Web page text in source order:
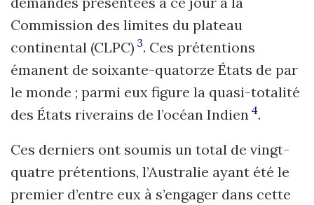
Commission des limites du plateau
continental (CLPC) 3. Ces prétentions
émanent de soixante-quatorze États de par
le monde ; parmi eux figure la quasi-totalité
des États riverains de l’océan Indien 4.
Ces derniers ont soumis un total de vingt-
quatre prétentions, l’Australie ayant été le
premier d’entre eux à s’engager dans cette